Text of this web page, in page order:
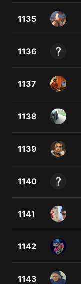
1135
1136
1137
1138
1139
1140
1141
1142
1143